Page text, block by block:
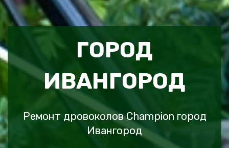
ГОРОД
ИВАНГОРОД
Ремонт дровоколов Champion город
Ивангород